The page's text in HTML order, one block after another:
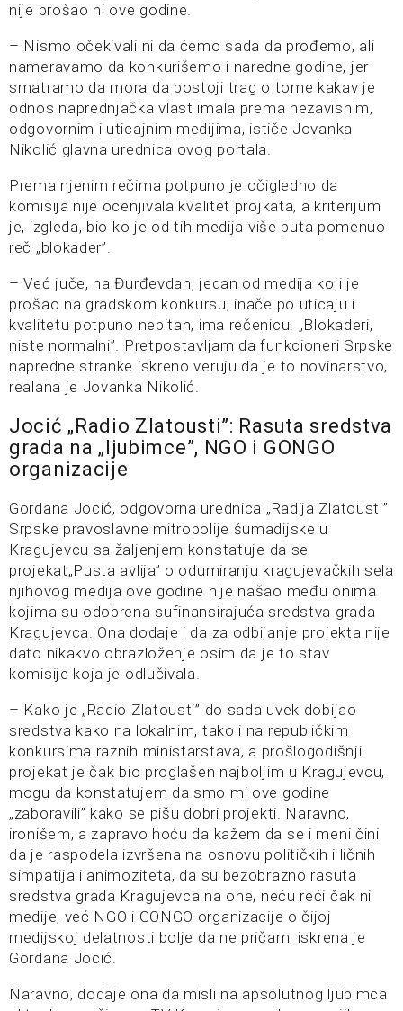
nije prošao ni ove godine.
– Nismo očekivali ni da ćemo sada da prođemo, ali
nameravamo da konkurišemo i naredne godine, jer
smatramo da mora da postoji trag o tome kakav je
odnos naprednjačka vlast imala prema nezavisnim,
odgovornim i uticajnim medijima, ističe Jovanka
Nikolić glavna urednica ovog portala.
Prema njenim rečima potpuno je očigledno da
komisija nije ocenjivala kvalitet projkata, a kriterijum
je, izgleda, bio ko je od tih medija više puta pomenuo
reč „blokader”.
– Već juče, na Đurđevdan, jedan od medija koji je
prošao na gradskom konkursu, inače po uticaju i
kvalitetu potpuno nebitan, ima rečenicu. „Blokaderi,
niste normalni”. Pretpostavljam da funkcioneri Srpske
napredne stranke iskreno veruju da je to novinarstvo,
realana je Jovanka Nikolić.
Jocić „Radio Zlatousti”: Rasuta sredstva
grada na „ljubimce”, NGO i GONGO
organizacije
Gordana Jocić, odgovorna urednica „Radija Zlatousti”
Srpske pravoslavne mitropolije šumadijske u
Kragujevcu sa žaljenjem konstatuje da se
projekat„Pusta avlija” o odumiranju kragujevačkih sela
njihovog medija ove godine nije našao među onima
kojima su odobrena sufinansirajuća sredstva grada
Kragujevca. Ona dodaje i da za odbijanje projekta nije
dato nikakvo obrazloženje osim da je to stav
komisije koja je odlučivala.
– Kako je „Radio Zlatousti” do sada uvek dobijao
sredstva kako na lokalnim, tako i na republičkim
konkursima raznih ministarstava, a prošlogodišnji
projekat je čak bio proglašen najboljim u Kragujevcu,
mogu da konstatujem da smo mi ove godine
„zaboravili” kako se pišu dobri projekti. Naravno,
ironišem, a zapravo hoću da kažem da se i meni čini
da je raspodela izvršena na osnovu političkih i ličnih
simpatija i animoziteta, da su bezobrazno rasuta
sredstva grada Kragujevca na one, neću reći čak ni
medije, već NGO i GONGO organizacije o čijoj
medijskoj delatnosti bolje da ne pričam, iskrena je
Gordana Jocić.
Naravno, dodaje ona da misli na apsolutnog ljubimca